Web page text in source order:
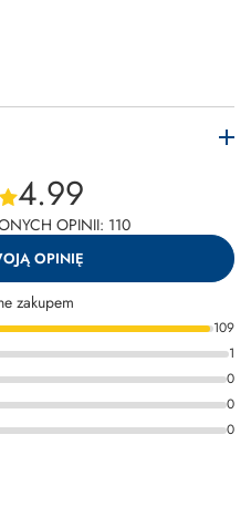
4.99
OPINII: 110
OPINIĘ
zakupem
109
1
0
0
0